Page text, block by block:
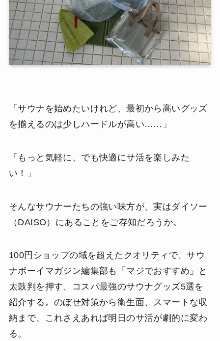
「サウナを始めたいけれど、最初から高いグッズ
を揃えるのは少しハードルが高い……」
「もっと気軽に、でも快適にサ活を楽しみた
い！」
そんなサウナーたちの強い味方が、実はダイソー
（DAISO）にあることをご存知だろうか。
100円ショップの域を超えたクオリティで、サウ
ナボーイマガジン編集部も「マジでおすすめ」と
太鼓判を押す、コスパ最強のサウナグッズ5選を
紹介する。のぼせ対策から衛生面、スマートな収
納まで、これさえあれば明日のサ活が劇的に変わ
る。